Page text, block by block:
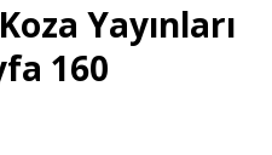
Yayınları
160